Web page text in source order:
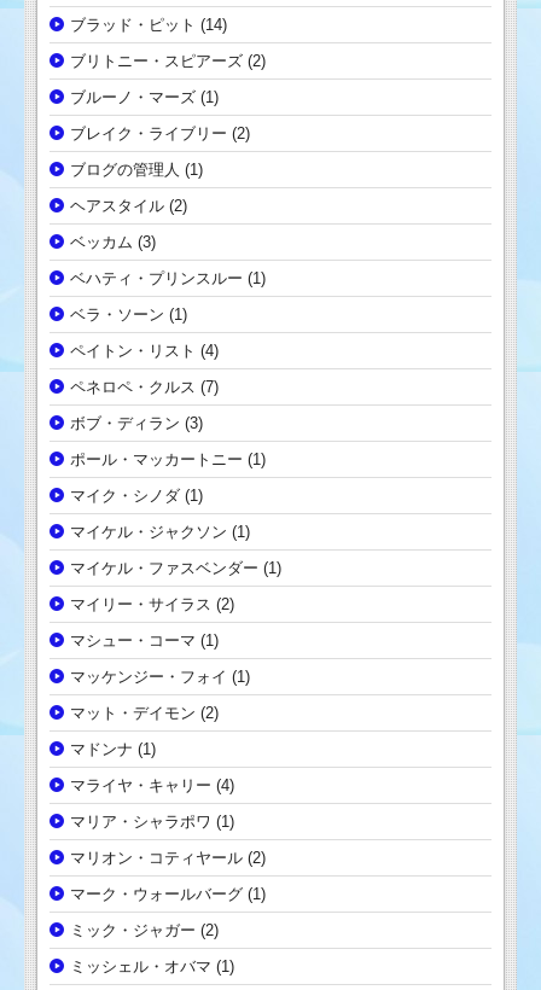
ブラッド・ピット (14)
ブリトニー・スピアーズ (2)
ブルーノ・マーズ (1)
ブレイク・ライブリー (2)
ブログの管理人 (1)
ヘアスタイル (2)
ベッカム (3)
ベハティ・プリンスルー (1)
ベラ・ソーン (1)
ペイトン・リスト (4)
ペネロペ・クルス (7)
ボブ・ディラン (3)
ポール・マッカートニー (1)
マイク・シノダ (1)
マイケル・ジャクソン (1)
マイケル・ファスベンダー (1)
マイリー・サイラス (2)
マシュー・コーマ (1)
マッケンジー・フォイ (1)
マット・デイモン (2)
マドンナ (1)
マライヤ・キャリー (4)
マリア・シャラポワ (1)
マリオン・コティヤール (2)
マーク・ウォールバーグ (1)
ミック・ジャガー (2)
ミッシェル・オバマ (1)